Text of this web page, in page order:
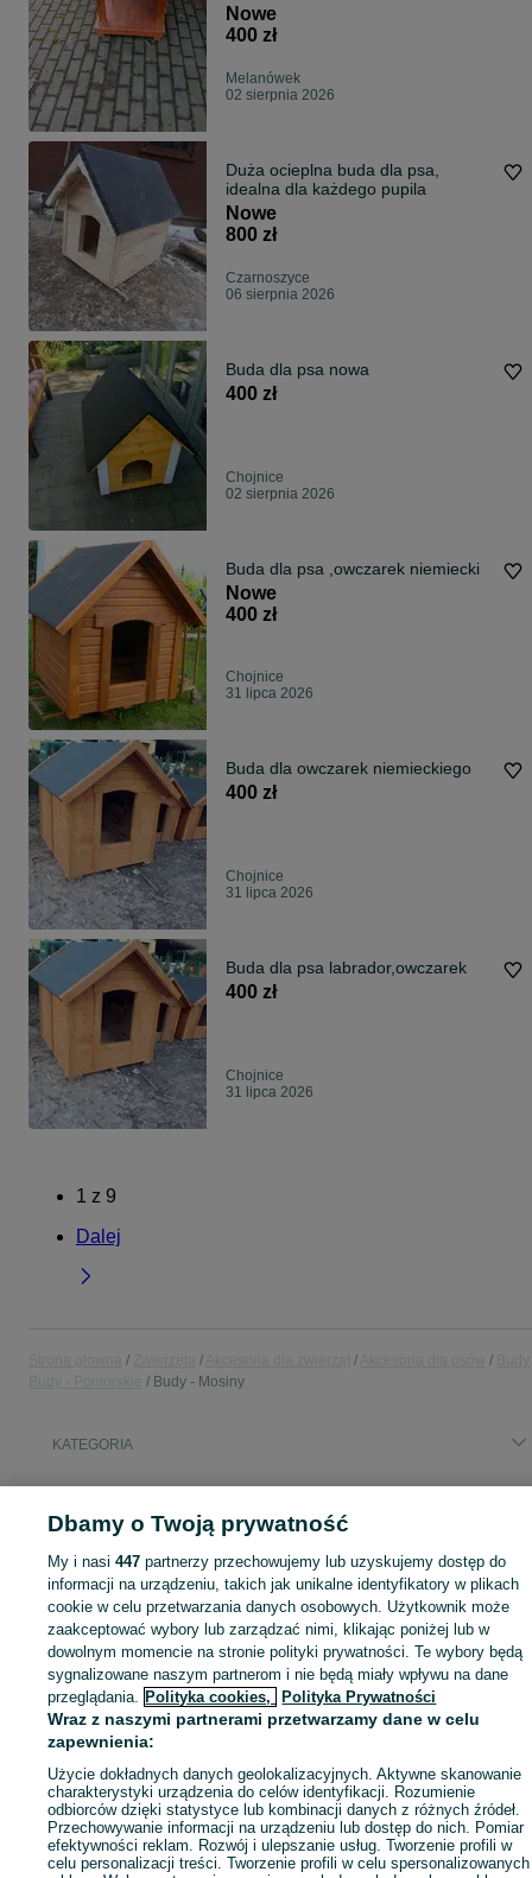
Nowe
400 zł
Melanówek
02 sierpnia 2026
Duża ocieplna buda dla psa,
idealna dla każdego pupila
Nowe
800 zł
Czarnoszyce
06 sierpnia 2026
Buda dla psa nowa
400 zł
Chojnice
02 sierpnia 2026
Buda dla psa ,owczarek niemiecki
Nowe
400 zł
Chojnice
31 lipca 2026
Buda dla owczarek niemieckiego
400 zł
Chojnice
31 lipca 2026
Buda dla psa labrador,owczarek
400 zł
Chojnice
31 lipca 2026
1 z 9
Dalej
Budy - Mosiny
KATEGORIA
Mapa kategorii
Mapa miejscowości
Mapa ministron
Popularne wyszukiwania
Dbamy o Twoją prywatność
My i nasi447 partnerzy przechowujemy lub uzyskujemy dostęp do
informacji na urządzeniu, takich jak unikalne identyfikatory w plikach
cookie w celu przetwarzania danych osobowych. Użytkownik może
zaakceptować wybory lub zarządzać nimi, klikając poniżej lub w
dowolnym momencie na stronie polityki prywatności. Te wybory będą
sygnalizowane naszym partnerom i nie będą miały wpływu na dane
przeglądania. Polityka cookies, Polityka Prywatności
Wraz z naszymi partnerami przetwarzamy dane w celu
zapewnienia:
Użycie dokładnych danych geolokalizacyjnych. Aktywne skanowanie
charakterystyki urządzenia do celów identyfikacji. Rozumienie
odbiorców dzięki statystyce lub kombinacji danych z różnych źródeł.
Przechowywanie informacji na urządzeniu lub dostęp do nich. Pomiar
efektywności reklam. Rozwój i ulepszanie usług. Tworzenie profili w
celu personalizacji treści. Tworzenie profili w celu spersonalizowanych